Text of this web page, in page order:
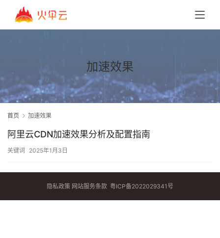
加速效果
首页 加速效果
阿里云CDN加速效果分析及配置指南
关键词 2025年1月3日
隐私政策 网站服务条款 粤ICP备2022029341号